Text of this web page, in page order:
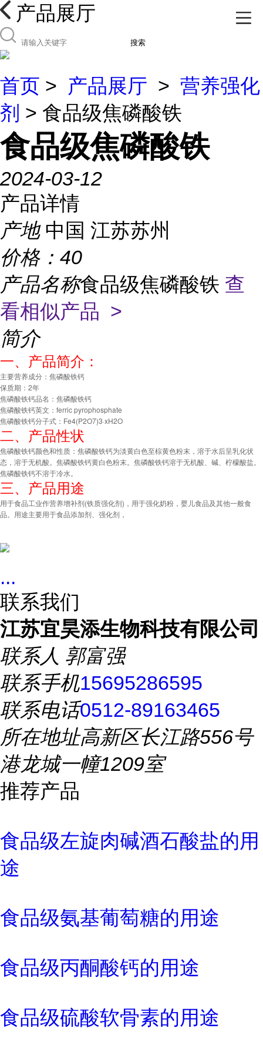
产品展厅
搜索
首页 > 产品展厅 > 营养强化
剂 > 食品级焦磷酸铁
食品级焦磷酸铁
2024-03-12
产品详情
产地 中国 江苏苏州
价格： 40
产品名称食品级焦磷酸铁 查
看相似产品 >
简介
一、产品简介：
主要营养成分：焦磷酸铁钙
保质期：2年
焦磷酸铁钙品名：焦磷酸铁钙
焦磷酸铁钙英文：ferric pyrophosphate
焦磷酸铁钙分子式：Fe4(P2O7)3·xH2O
二、产品性状
焦磷酸铁钙颜色和性质：焦磷酸铁钙为淡黄白色至棕黄色粉末，溶于水后呈乳化状
态，溶于无机酸。焦磷酸铁钙黄白色粉末。焦磷酸铁钙溶于无机酸、碱、柠檬酸盐。
焦磷酸铁钙不溶于冷水。
三、产品用途
用于食品工业作营养增补剂(铁质强化剂)，用于强化奶粉，婴儿食品及其他一般食
品。用途主要用于食品添加剂、强化剂，
...
联系我们
江苏宜昊添生物科技有限公司
联系人 郭富强
联系手机15695286595
联系电话0512-89163465
所在地址高新区长江路556号
港龙城一幢1209室
推荐产品
食品级左旋肉碱酒石酸盐的用
途
食品级氨基葡萄糖的用途
食品级丙酮酸钙的用途
食品级硫酸软骨素的用途